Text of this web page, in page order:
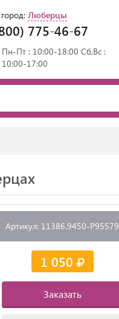
Люберцы
775-46-67
Пн-Пт : 10:00-18:00 Сб,Вс :
10:00-17:00
Артикул: 11386.9450-P95579
1 050
Заказать